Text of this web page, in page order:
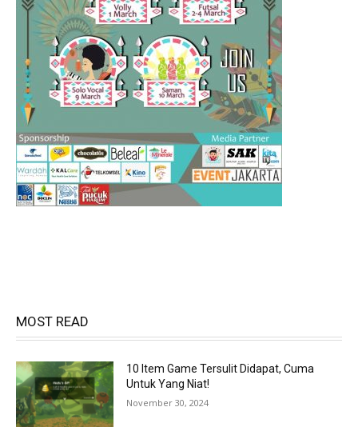
MOST READ
10 Item Game Tersulit Didapat, Cuma
Untuk Yang Niat!
November 30, 2024